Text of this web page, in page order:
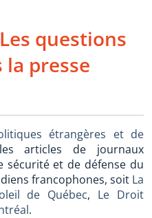
questions
la presse
étrangères et de
articles de journaux
sécurité et de défense du
francophones, soit La
de Québec, Le Droit
.